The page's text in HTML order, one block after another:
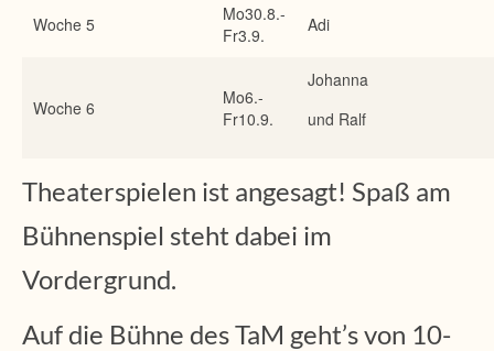
Woche 5
Mo30.8.-
Fr3.9.
Adi
Woche 6
Mo6.-
Fr10.9.
Johanna
und Ralf
Theaterspielen ist angesagt! Spaß am
Bühnenspiel steht dabei im
Vordergrund.
Auf die Bühne des TaM geht’s von 10-